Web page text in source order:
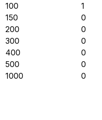
100
1
150
0
200
0
300
0
400
0
500
0
1000
0